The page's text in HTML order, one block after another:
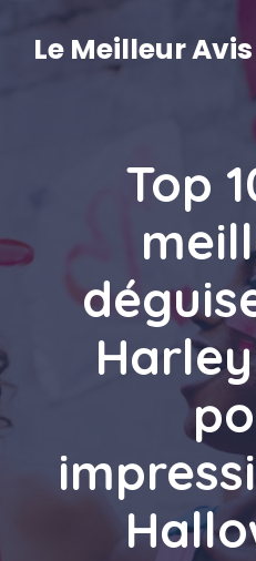
contenu
Le Meilleur Avis
Top